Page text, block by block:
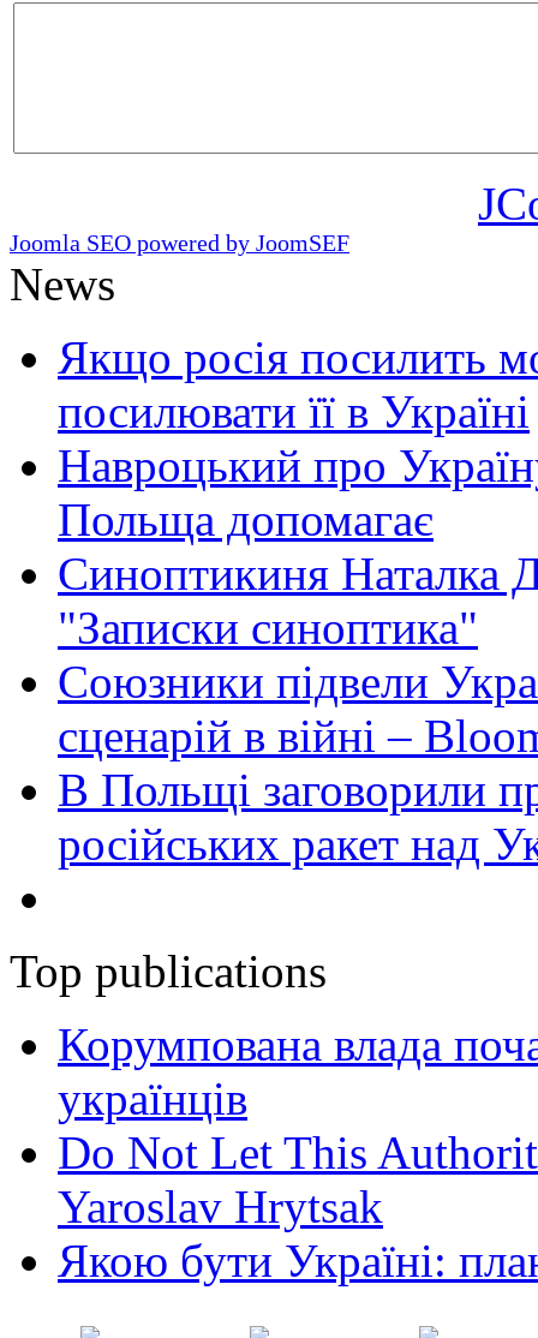
Joomla SEO powered by JoomSEF
News
Якщо росія посилить
посилювати її в Україні
Навроцький про
Польща допомагає
Синоптикиня Наталка
"Записки синоптика"
Союзники підвели
сценарій в війні –
В Польщі заговорили
російських ракет над
Top publications
Корумпована влада
українців
Do Not Let This
Yaroslav Hrytsak
Якою бути Україні: